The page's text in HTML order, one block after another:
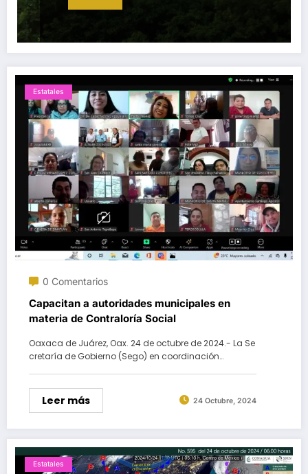
Estatales
0 Comentarios
Capacitan a autoridades municipales en
materia de Contraloría Social
Oaxaca de Juárez, Oax. 24 de octubre de 2024.- La Se
cretaría de Gobierno (Sego) en coordinación…
Leer más 24 Octubre, 2024
Estatales